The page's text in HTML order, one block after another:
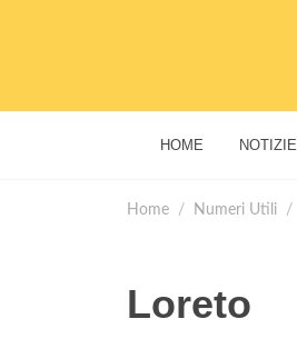
HOME NOTIZIE
Home Numeri Utili
Loreto